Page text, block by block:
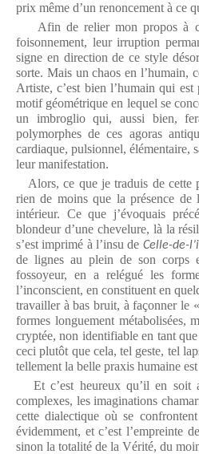
prix même d’un renoncement à ce
Afin de relier mon propos à ce
foisonnement, leur irruption
signe en direction de ce style
sorte. Mais un chaos en l’humain,
Artiste, c’est bien l’humain qui
motif géométrique en lequel se
un imbroglio qui, aussi bien,
polymorphes de ces agoras
cardiaque, pulsionnel, élémentaire,
leur manifestation.
Alors, ce que je traduis de cette
rien de moins que la présence
intérieur. Ce que j’évoquais
blondeur d’une chevelure, là la
s’est imprimé à l’insu de Celle-de-
de lignes au plein de son corps
fossoyeur, en a relégué les
l’inconscient, en constituent en
travailler à bas bruit, à façonner le
formes longuement métabolisées,
cryptée, non identifiable en tant
ceci plutôt que cela, tel geste, tel
tellement la belle praxis humaine
Et c’est heureux qu’il en soit
complexes, les imaginations
cette dialectique où se
évidemment, et c’est l’empreinte
sinon la totalité de la Vérité, du